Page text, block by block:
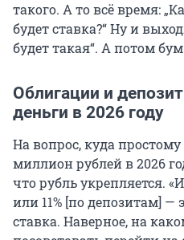
такого. А то всё время:
будет ставка?“ Ну и
будет такая“. А потом
Облигации и
деньги в 2026 году
На вопрос, куда
миллион рублей в 2026
что рубль укрепляется.
или 11% [по депозитам] —
ставка. Наверное, на